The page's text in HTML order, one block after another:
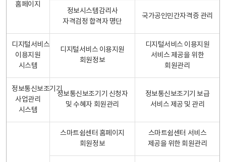
홈페이지
정보시스템감리사
자격검정 합격자 명단
국가공인민간자격증 관리
디지털서비스
이용지원
시스템
디지털서비스 이용지원
회원정보
디지털서비스 이용지원
서비스 제공을 위한
회원관리
정보통신보조기기
사업관리
시스템
정보통신보조기기 신청자
및 수혜자 회원관리
정보통신보조기기 보급
서비스 제공 및 관리
스마트쉼센터 홈페이지
회원정보
스마트쉼센터 서비스
제공을 위한 회원관리